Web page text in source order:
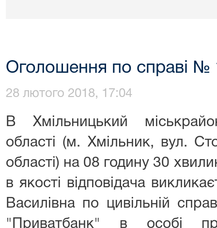
Оголошення по справі №
28 лютого 2018, 17:04
В Хмільницький
області (м. Хмільник, вул.
області) на 08 годину 30
в якості відповідача
Василівна по цивільній
"Приватбанк" в особі